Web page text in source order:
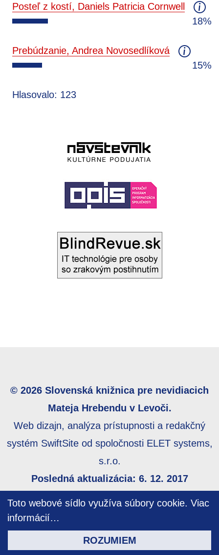
Toto webové sídlo využíva súbory cookie. Viac
informácií…
ROZUMIEM
Posteľ z kostí, Daniels Patricia Cornwell
18%
Prebúdzanie, Andrea Novosedlíková
15%
Hlasovalo: 123
© 2026 Slovenská knižnica pre nevidiacich
Mateja Hrebendu v Levoči.
Web dizajn, analýza prístupnosti a redakčný
systém SwiftSite od spoločnosti ELET systems,
s.r.o.
Posledná aktualizácia: 6. 12. 2017
prístupnosti